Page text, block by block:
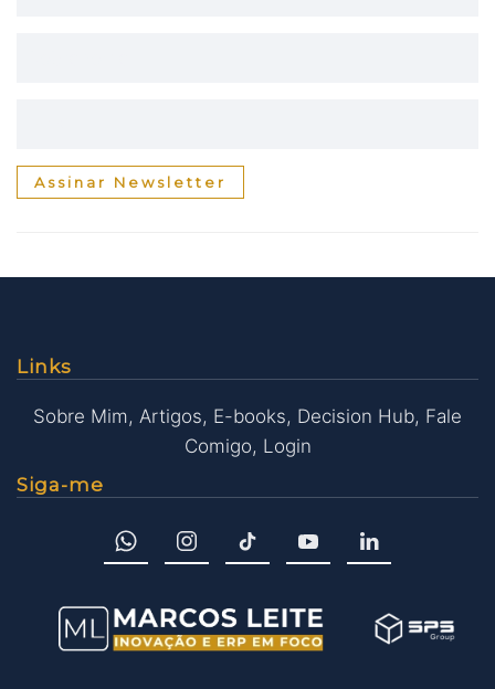
Assinar Newsletter
Links
Sobre Mim, Artigos, E-books, Decision Hub, Fale
Comigo, Login
Siga-me